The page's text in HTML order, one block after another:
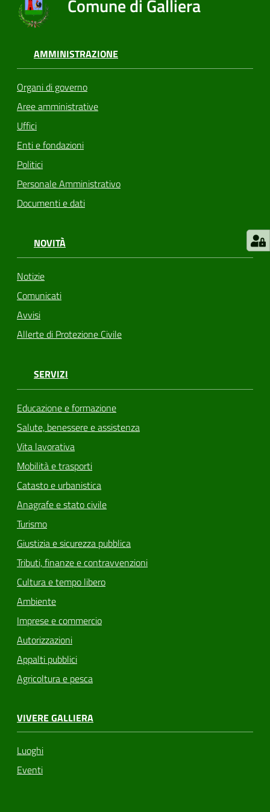
Comune di Galliera
AMMINISTRAZIONE
Organi di governo
Aree amministrative
Uffici
Enti e fondazioni
Politici
Personale Amministrativo
Documenti e dati
NOVITÀ
Notizie
Comunicati
Avvisi
Allerte di Protezione Civile
SERVIZI
Educazione e formazione
Salute, benessere e assistenza
Vita lavorativa
Mobilità e trasporti
Catasto e urbanistica
Anagrafe e stato civile
Turismo
Giustizia e sicurezza pubblica
Tributi, finanze e contravvenzioni
Cultura e tempo libero
Ambiente
Imprese e commercio
Autorizzazioni
Appalti pubblici
Agricoltura e pesca
VIVERE GALLIERA
Luoghi
Eventi